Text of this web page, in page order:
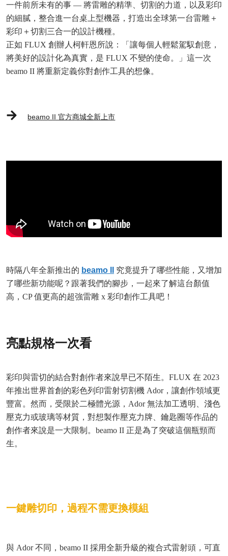
一件前所未有的事 — 將雷雕的精準、切割的力道，以及彩印
的細膩，整合進一台桌上型機器，打造出全球第一台雷雕＋
彩印＋切割三合一的設計機種。
正如 FLUX 創辦人柯軒恩所說：「讓每個人輕鬆駕馭創意，
將美好的設計化為真實，是 FLUX 不變的使命。」這一次
beamo II 將重新定義你對創作工具的想像。
beamo II 官方商城全新上市
時隔八年全新推出的 beamo II
究竟提升了哪些性能，又增加
了哪些新功能呢？跟著我們的腳步，一起來了解這台顏值
高，CP 值更高的超強雷雕 x 彩印創作工具吧！
亮點規格一次看
彩印與雷切的結合對創作者來說早已不陌生。FLUX 在 2023
年推出世界首創的彩色列印雷射切割機 Ador，讓創作領域更
豐富。然而，受限於二極體光源，Ador 無法加工透明、淺色
壓克力或玻璃等材質，對想製作壓克力牌、鑰匙圈等作品的
創作者來說是一大限制。beamo II 正是為了突破這個瓶頸而
生。
一鍵雕切印，過程不需更換模組
與 Ador 不同，beamo II 採用全新升級的複合式雷射頭，可直